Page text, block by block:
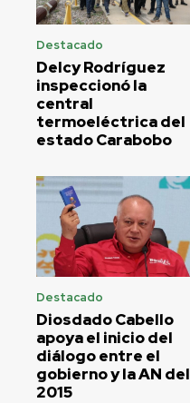
Destacado
Delcy Rodríguez
inspeccionó la
central
termoeléctrica del
estado Carabobo
Destacado
Diosdado Cabello
apoya el inicio del
diálogo entre el
gobierno y la AN del
2015